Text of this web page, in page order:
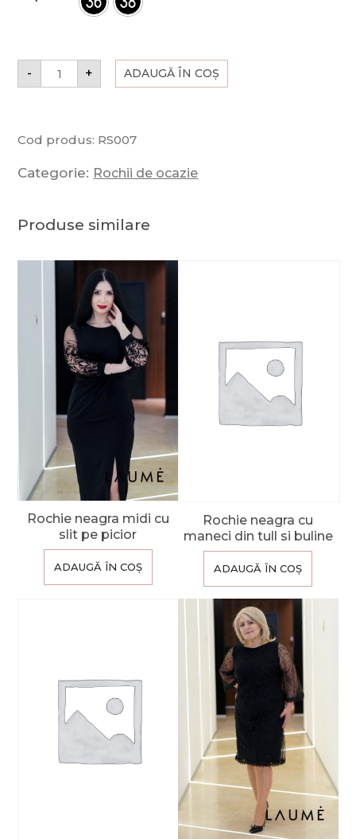
- + ADAUGĂ ÎN COȘ
Cod produs: RS007
Categorie: Rochii de ocazie
Produse similare
Rochie neagra midi cu
slit pe picior
ADAUGĂ ÎN COȘ
Rochie neagra cu
maneci din tull si buline
ADAUGĂ ÎN COȘ